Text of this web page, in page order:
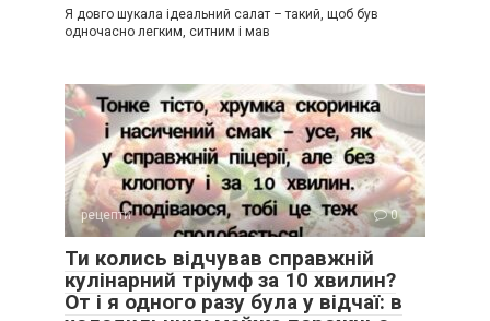
Я довго шукала ідеальний салат – такий, щоб був
одночасно легким, ситним і мав
рецепти 0
Ти колись відчував справжній
кулінарний тріумф за 10 хвилин?
От і я одного разу була у відчаї: в